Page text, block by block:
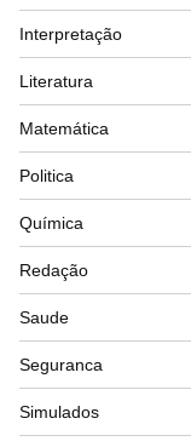
Interpretação
Literatura
Matemática
Politica
Química
Redação
Saude
Seguranca
Simulados